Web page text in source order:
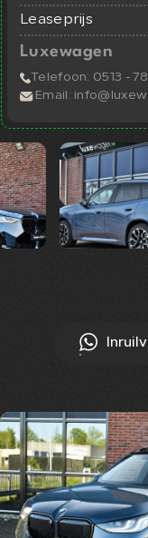
Leaseprijs
Luxewagen
Telefoon: 0513 -
Email: